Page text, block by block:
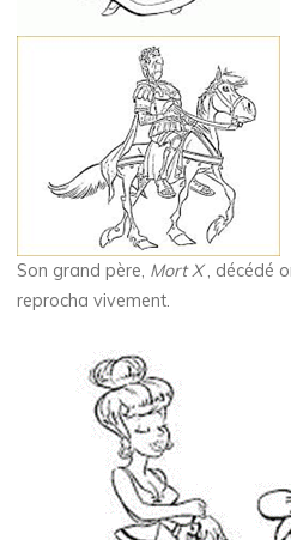
Son grand père, Mort X, décédé
reprocha vivement.